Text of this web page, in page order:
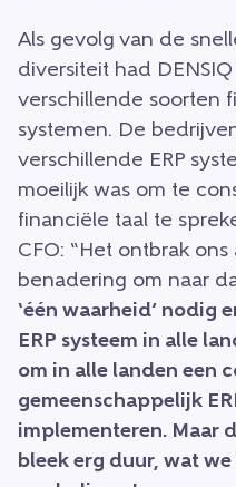
Als gevolg van de
diversiteit had
verschillende soorten
systemen. De
verschillende ERP
moeilijk was om te
financiële taal te
CFO: “Het ontbrak
benadering om naar
‘één waarheid’ nodig
ERP systeem in alle
om in alle landen een
gemeenschappelijk
implementeren. Maar
bleek erg duur, wat